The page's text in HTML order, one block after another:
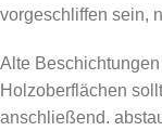
vorgeschliffen sein,
Alte
Holzoberflächen
anschließend.